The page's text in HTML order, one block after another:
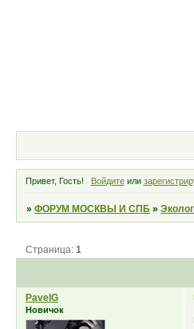
Привет, Гость! Войдитеили
»ФОРУМ МОСКВЫ И СПБ »
Страница:1
PavelG
Новичок